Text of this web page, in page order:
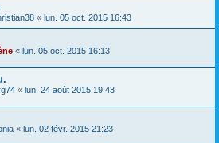
« lun. 05 oct. 2015 16:43
« lun. 05 oct. 2015 16:13
« lun. 24 août 2015 19:43
« lun. 02 févr. 2015 21:23